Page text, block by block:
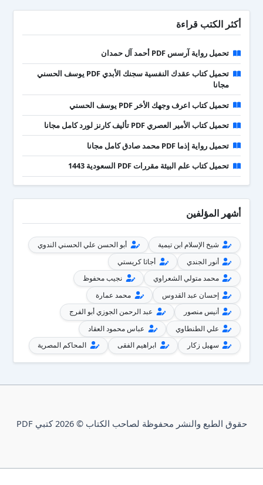
أكثر الكتب قراءة
تحميل رواية آرسس PDF أحمد آل حمدان
تحميل كتاب عقدك النفسية سجنك الأبدي PDF يوسف الحسني
مجانا
تحميل كتاب اعرف وجهك الأخر PDF يوسف الحسني
تحميل كتاب الأمير العصري PDF تأليف كارنز لورد كامل مجانا
تحميل رواية إذما PDF محمد صادق كامل مجانا
تحميل كتاب علم البيئة مقررات PDF السعودية 1443
أشهر المؤلفين
شيخ الإسلام ابن تيمية
أبو الحسن علي الحسني الندوي
أنور الجندي
أجاثا كريستي
محمد متولي الشعراوي
نجيب محفوظ
إحسان عبد القدوس
محمد عمارة
أنيس منصور
عبد الرحمن الجوزي أبو الفرج
علي الطنطاوي
عباس محمود العقاد
سهيل زكار
ابراهيم الفقى المحاكم المصرية
حقوق الطبع والنشر محفوظة لصاحب الكتاب © 2026 كتبي PDF